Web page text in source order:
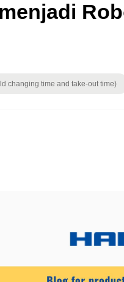
changing time and take-out time)